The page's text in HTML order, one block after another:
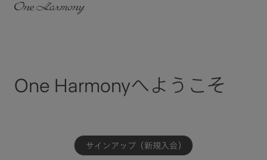
One Harmonyへようこそ
サインアップ（新規入会）